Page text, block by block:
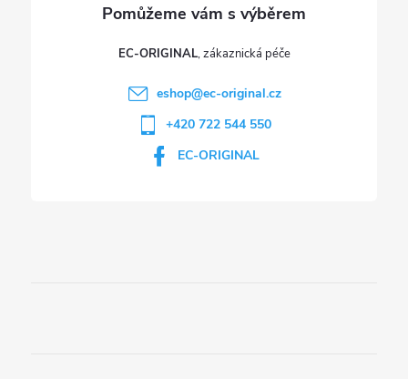
EC-ORIGINAL
eshop@ec-original.cz
+420 722 544 550
EC-ORIGINAL